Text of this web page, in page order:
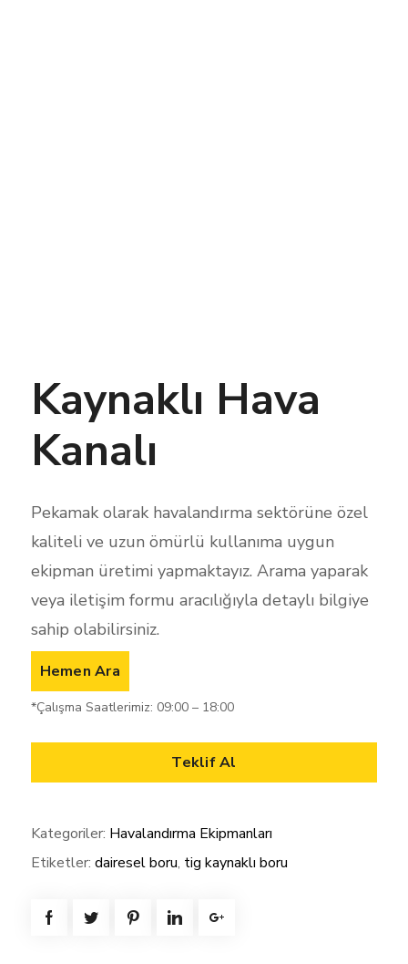
Kaynaklı Hava
Kanalı
Pekamak olarak havalandırma sektörüne özel
kaliteli ve uzun ömürlü kullanıma uygun
ekipman üretimi yapmaktayız. Arama yaparak
veya iletişim formu aracılığıyla detaylı bilgiye
sahip olabilirsiniz.
Hemen Ara
*Çalışma Saatlerimiz: 09:00 – 18:00
Teklif Al
Kategoriler: Havalandırma Ekipmanları
Etiketler: dairesel boru, tig kaynaklı boru